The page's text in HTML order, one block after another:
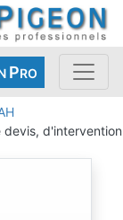
PRO
devis, d'intervention